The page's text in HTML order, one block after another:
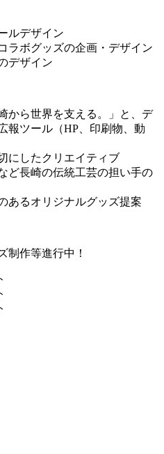
ルデザイン
ラボグッズの企画・デザイン
デザイン
から世界を支える。」と、デ
報ツール（HP、印刷物、動
にしたクリエイティブ
ど長崎の伝統工芸の担い手の
あるオリジナルグッズ提案
制作等進行中！